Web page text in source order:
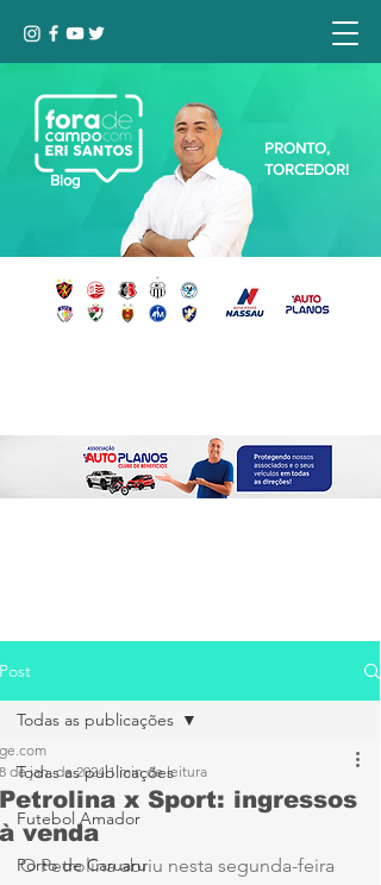
Blog
PRONTO,
TORCEDOR!
Post
Todas as publicações
Futebol Amador
Porto de Caruaru
Todas as publicações
Petrolina x Sport: ingressos
à venda
ge.com
8 de jan. de 2024 1 min de leitura
O Petrolina abriu nesta segunda-feira